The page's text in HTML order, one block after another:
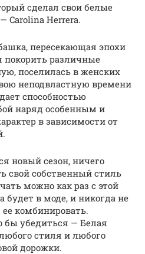
сделал свои белые
Carolina Herrera.
пересекающая эпохи
различные
поселилась в женских
неподвластную времени
способностью
наряд особенным и
в зависимости от
новый сезон, ничего
свой собственный стиль
можно как раз с этой
будет в моде, и никогда не
ее комбинировать.
бы убедиться — Белая
стиля и любого
дорожки.